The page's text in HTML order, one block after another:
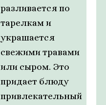
разливается по
тарелкам и
украшается
свежими травами
или сыром. Это
придает блюду
привлекательный